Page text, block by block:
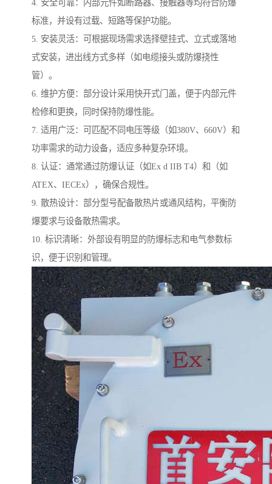
4. 安全可靠：内部元件如断路器、接触器等均符合防爆
标准，并设有过载、短路等保护功能。
5. 安装灵活：可根据现场需求选择壁挂式、立式或落地
式安装，进出线方式多样（如电缆接头或防爆挠性
管）。
6. 维护方便：部分设计采用快开式门盖，便于内部元件
检修和更换，同时保持防爆性能。
7. 适用广泛：可匹配不同电压等级（如380V、660V）和
功率需求的动力设备，适应多种复杂环境。
8. 认证：通常通过防爆认证（如Ex d IIB T4）和（如
ATEX、IECEx），确保合规性。
9. 散热设计：部分型号配备散热片或通风结构，平衡防
爆要求与设备散热需求。
10. 标识清晰：外部设有明显的防爆标志和电气参数标
识，便于识别和管理。